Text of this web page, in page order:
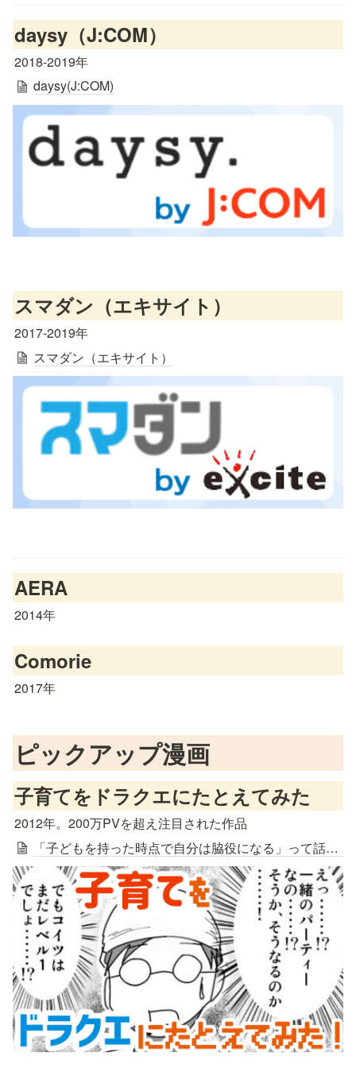
daysy（J:COM）
2018-2019年
daysy(J:COM)
スマダン（エキサイト）
2017-2019年
スマダン（エキサイト）
AERA
2014年
Comorie
2017年
ピックアップ漫画
子育てをドラクエにたとえてみた
2012年。200万PVを超え注目された作品
「子どもを持った時点で自分は脇役になる」って話をドラクエに例えてみた